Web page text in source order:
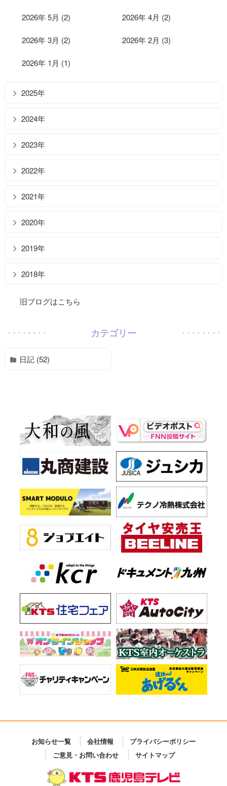
2026年 5月 (2) 2026年 4月 (2)
2026年 3月 (2) 2026年 2月 (3)
2026年 1月 (1)
2025年
2024年
2023年
2022年
2021年
2020年
2019年
2018年
旧ブログはこちら
カテゴリー
日記 (52)
お知らせ一覧 会社情報
プライバシーポリシー
ご意見・お問い合わせ
サイトマップ